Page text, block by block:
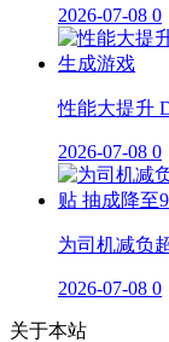
2026-07-08 0
性能大提升
2026-07-08 0
为司机减负
2026-07-08 0
关于本站